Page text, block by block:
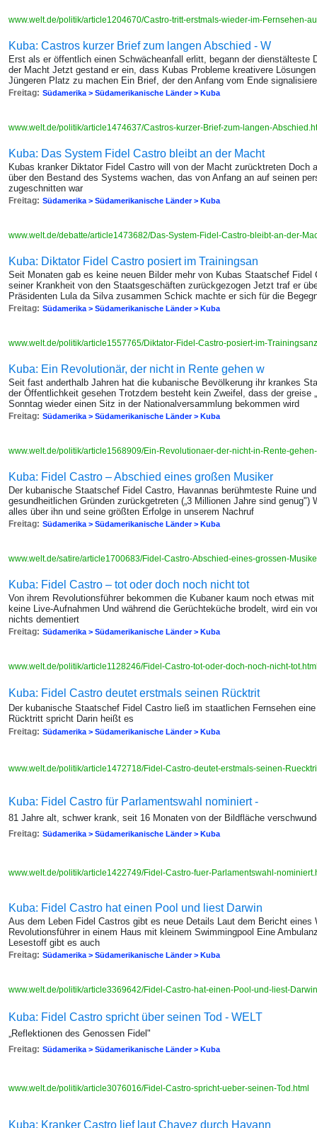
www.welt.de/politik/article1204670/Castro-tritt-erstmals-wieder-im-Fernsehen-
Kuba: Castros kurzer Brief zum langen Abschied - W
Erst als er öffentlich einen Schwächeanfall erlitt, begann der dienstälteste
der Macht Jetzt gestand er ein, dass Kubas Probleme kreativere
Jüngeren Platz zu machen Ein Brief, der den Anfang vom Ende
Freitag: Südamerika > Südamerikanische Länder > Kuba
www.welt.de/politik/article1474637/Castros-kurzer-Brief-zum-langen-
Kuba: Das System Fidel Castro bleibt an der Macht
Kubas kranker Diktator Fidel Castro will von der Macht zurücktreten Doch
über den Bestand des Systems wachen, das von Anfang an auf seinen
zugeschnitten war
Freitag: Südamerika > Südamerikanische Länder > Kuba
www.welt.de/debatte/article1473682/Das-System-Fidel-Castro-bleibt-an-der-
Kuba: Diktator Fidel Castro posiert im Trainingsan
Seit Monaten gab es keine neuen Bilder mehr von Kubas Staatschef Fidel
seiner Krankheit von den Staatsgeschäften zurückgezogen Jetzt traf er
Präsidenten Lula da Silva zusammen Schick machte er sich für die
Freitag: Südamerika > Südamerikanische Länder > Kuba
www.welt.de/politik/article1557765/Diktator-Fidel-Castro-posiert-im-
Kuba: Ein Revolutionär, der nicht in Rente gehen w
Seit fast anderthalb Jahren hat die kubanische Bevölkerung ihr krankes
der Öffentlichkeit gesehen Trotzdem besteht kein Zweifel, dass der greise
Sonntag wieder einen Sitz in der Nationalversammlung bekommen wird
Freitag: Südamerika > Südamerikanische Länder > Kuba
www.welt.de/politik/article1568909/Ein-Revolutionaer-der-nicht-in-Rente-
Kuba: Fidel Castro – Abschied eines großen Musiker
Der kubanische Staatschef Fidel Castro, Havannas berühmteste Ruine
gesundheitlichen Gründen zurückgetreten („3 Millionen Jahre sind genug")
alles über ihn und seine größten Erfolge in unserem Nachruf
Freitag: Südamerika > Südamerikanische Länder > Kuba
www.welt.de/satire/article1700683/Fidel-Castro-Abschied-eines-grossen-
Kuba: Fidel Castro – tot oder doch noch nicht tot
Von ihrem Revolutionsführer bekommen die Kubaner kaum noch etwas
keine Live-Aufnahmen Und während die Gerüchteküche brodelt, wird ein
nichts dementiert
Freitag: Südamerika > Südamerikanische Länder > Kuba
www.welt.de/politik/article1128246/Fidel-Castro-tot-oder-doch-noch-nicht-
Kuba: Fidel Castro deutet erstmals seinen Rücktrit
Der kubanische Staatschef Fidel Castro ließ im staatlichen Fernsehen
Rücktritt spricht Darin heißt es
Freitag: Südamerika > Südamerikanische Länder > Kuba
www.welt.de/politik/article1472718/Fidel-Castro-deutet-erstmals-seinen-
Kuba: Fidel Castro für Parlamentswahl nominiert -
81 Jahre alt, schwer krank, seit 16 Monaten von der Bildfläche
Freitag: Südamerika > Südamerikanische Länder > Kuba
www.welt.de/politik/article1422749/Fidel-Castro-fuer-Parlamentswahl-
Kuba: Fidel Castro hat einen Pool und liest Darwin
Aus dem Leben Fidel Castros gibt es neue Details Laut dem Bericht
Revolutionsführer in einem Haus mit kleinem Swimmingpool Eine
Lesestoff gibt es auch
Freitag: Südamerika > Südamerikanische Länder > Kuba
www.welt.de/politik/article3369642/Fidel-Castro-hat-einen-Pool-und-liest-
Kuba: Fidel Castro spricht über seinen Tod - WELT
„Reflektionen des Genossen Fidel"
Freitag: Südamerika > Südamerikanische Länder > Kuba
www.welt.de/politik/article3076016/Fidel-Castro-spricht-ueber-seinen-Tod.html
Kuba: Kranker Castro lief laut Chavez durch Havann